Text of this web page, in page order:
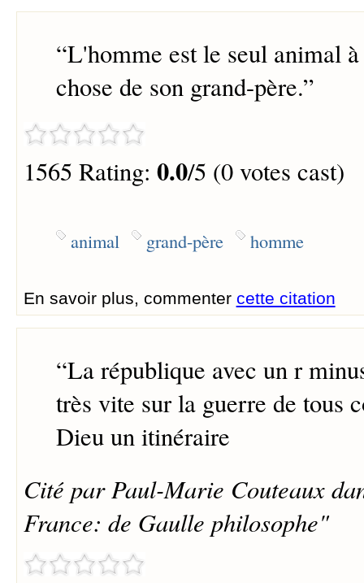
“L'homme est le seul animal
chose de son grand-père.”
1565 Rating: 0.0/5 (0 votes cast)
animal grand-père homme
En savoir plus, commenter cette citation
“La république avec un r
très vite sur la guerre de tous
Dieu un itinéraire
Cité par Paul-Marie Couteaux
France: de Gaulle philosophe"